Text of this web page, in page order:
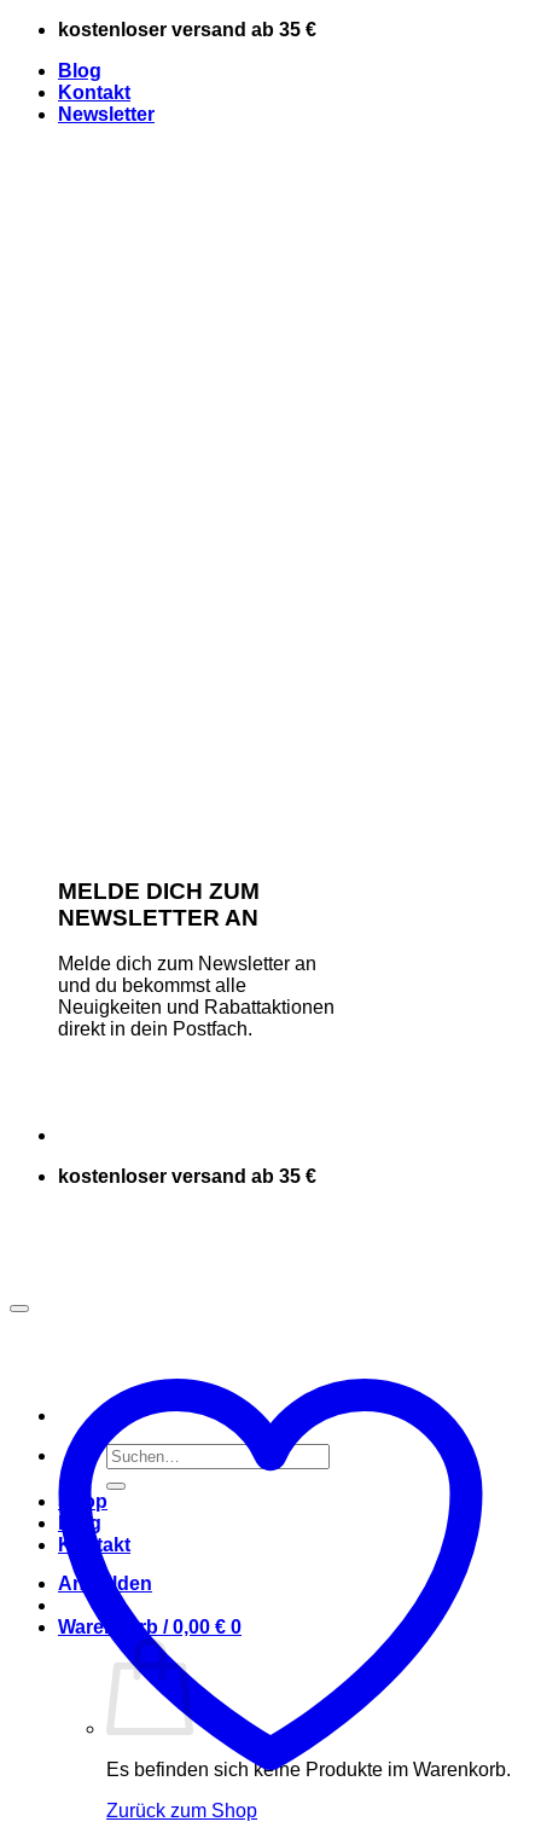
Zum
springen
kostenloser versand ab 35 €
Blog
Kontakt
Newsletter
MELDE DICH ZUM
NEWSLETTER AN
Melde dich zum Newsletter an
und du bekommst alle
Neuigkeiten und Rabattaktionen
direkt in dein Postfach.
kostenloser versand ab 35 €
Suchen
nach:
Shop
Blog
Kontakt
Anmelden
Warenkorb /0,00 € 0
Es befinden sich keine Produkte im Warenkorb.
Zurück zum Shop